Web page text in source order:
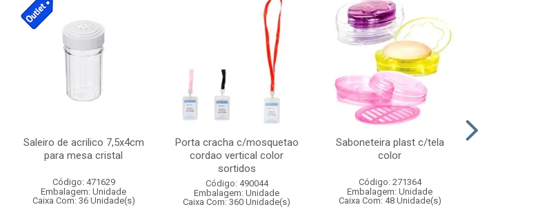
Saleiro de acrilico 7,5x4cm
para mesa cristal
Código: 471629
Embalagem: Unidade
Caixa Com: 36 Unidade(s)
Porta cracha c/mosquetao
cordao vertical color
sortidos
Código: 490044
Embalagem: Unidade
Caixa Com: 360 Unidade(s)
Saboneteira plast c/tela
color
Código: 271364
Embalagem: Unidade
Caixa Com: 48 Unidade(s)